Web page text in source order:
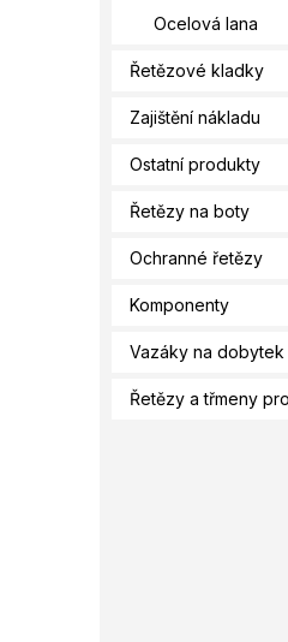
Ocelová lana
Řetězové kladky
Zajištění nákladu
Ostatní produkty
Řetězy na boty
Ochranné řetězy
Komponenty
Vazáky na dobytek
Řetězy a třmeny